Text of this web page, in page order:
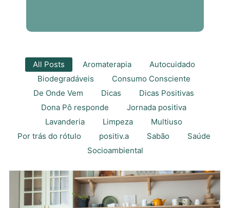
All Posts Aromaterapia
Autocuidado
Biodegradáveis
Consumo Consciente
De Onde Vem
Dicas
Dicas Positivas
Dona Pô responde
Jornada positiva
Lavanderia
Limpeza
Multiuso
Por trás do rótulo
positiv.a Sabão
Saúde
Socioambiental